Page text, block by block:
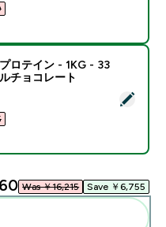
エイ プロテイン - 1KG -
ロテイン - 1KG - 33
チョコレート
price
Was ￥16,215‎ Save ￥6,755‎